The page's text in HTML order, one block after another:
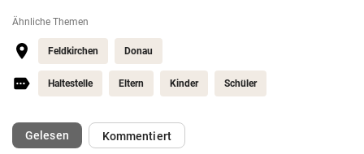
Ähnliche Themen
Feldkirchen Donau
Haltestelle Eltern Kinder Schüler
Gelesen(ausgewählt)Kommentiert